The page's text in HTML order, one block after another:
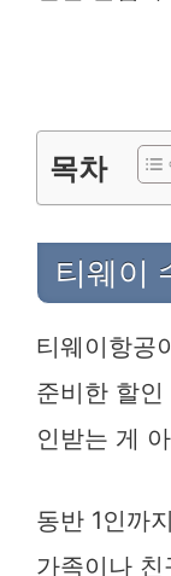
목차
티웨이
티웨이항공
준비한 할
인받는 게
동반 1인까
가족이나